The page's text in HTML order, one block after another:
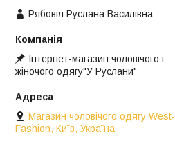
Рябовіл Руслана Василівна
Інтернет-магазин чоловічого і
жіночого одягу"У Руслани"
Магазин чоловічого одягу West-
Fashion, Київ, Україна